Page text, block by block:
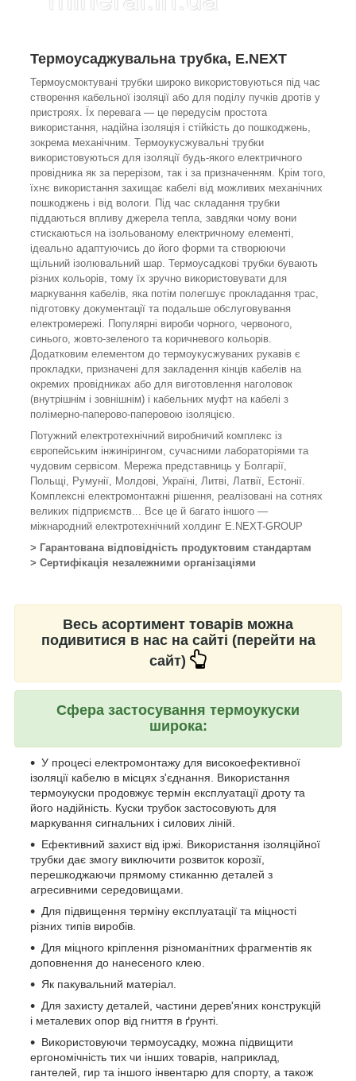
Термоусаджувальна трубка, E.NEXT
Термоусмоктувані трубки широко використовуються під час
створення кабельної ізоляції або для поділу пучків дротів у
пристроях. Їх перевага — це передусім простота
використання, надійна ізоляція і стійкість до пошкоджень,
зокрема механічним. Термоукусжувальні трубки
використовуються для ізоляції будь-якого електричного
провідника як за перерізом, так і за призначенням. Крім того,
їхнє використання захищає кабелі від можливих механічних
пошкоджень і від вологи. Під час складання трубки
піддаються впливу джерела тепла, завдяки чому вони
стискаються на ізольованому електричному елементі,
ідеально адаптуючись до його форми та створюючи
щільний ізолювальний шар. Термоусадкові трубки бувають
різних кольорів, тому їх зручно використовувати для
маркування кабелів, яка потім полегшує прокладання трас,
підготовку документації та подальше обслуговування
електромережі. Популярні вироби чорного, червоного,
синього, жовто-зеленого та коричневого кольорів.
Додатковим елементом до термоукусжуваних рукавів є
прокладки, призначені для закладення кінців кабелів на
окремих провідниках або для виготовлення наголовок
(внутрішнім і зовнішнім) і кабельних муфт на кабелі з
полімерно-паперово-паперовою ізоляцією.
Потужний електротехнічний виробничий комплекс із
європейським інжинірингом, сучасними лабораторіями та
чудовим сервісом. Мережа представниць у Болгарії,
Польщі, Румунії, Молдові, Україні, Литві, Латвії, Естонії.
Комплексні електромонтажні рішення, реалізовані на сотнях
великих підприємств... Все це й багато іншого —
міжнародний електротехнічний холдинг E.NEXT-GROUP
> Гарантована відповідність продуктовим стандартам
> Сертифікація незалежними організаціями
Весь асортимент товарів можна
подивитися в нас на сайті (перейти на
сайт)
Сфера застосування термоукуски
широка:
У процесі електромонтажу для високоефективної
ізоляції кабелю в місцях з'єднання. Використання
термоукуски продовжує термін експлуатації дроту та
його надійність. Куски трубок застосовують для
маркування сигнальних і силових ліній.
Ефективний захист від іржі. Використання ізоляційної
трубки дає змогу виключити розвиток корозії,
перешкоджаючи прямому стиканню деталей з
агресивними середовищами.
Для підвищення терміну експлуатації та міцності
різних типів виробів.
Для міцного кріплення різноманітних фрагментів як
доповнення до нанесеного клею.
Як пакувальний матеріал.
Для захисту деталей, частини дерев'яних конструкцій
і металевих опор від гниття в ґрунті.
Використовуючи термоусадку, можна підвищити
ергономічність тих чи інших товарів, наприклад,
гантелей, гир та іншого інвентарю для спорту, а також